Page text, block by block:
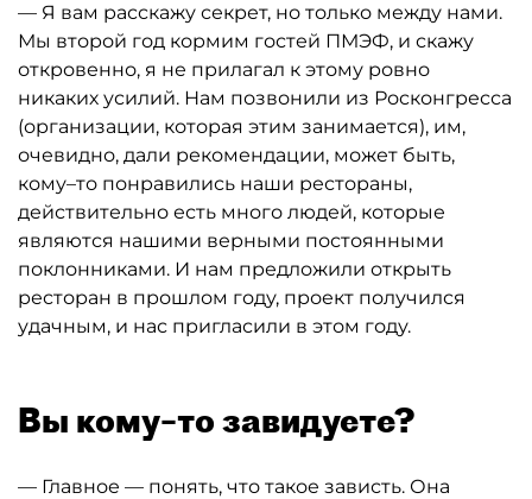
— Я вам расскажу секрет, но только между нами.
Мы второй год кормим гостей ПМЭФ, и скажу
откровенно, я не прилагал к этому ровно
никаких усилий. Нам позвонили из Росконгресса
(организации, которая этим занимается), им,
очевидно, дали рекомендации, может быть,
кому–то понравились наши рестораны,
действительно есть много людей, которые
являются нашими верными постоянными
поклонниками. И нам предложили открыть
ресторан в прошлом году, проект получился
удачным, и нас пригласили в этом году.
Вы кому–то завидуете?
— Главное — понять, что такое зависть. Она